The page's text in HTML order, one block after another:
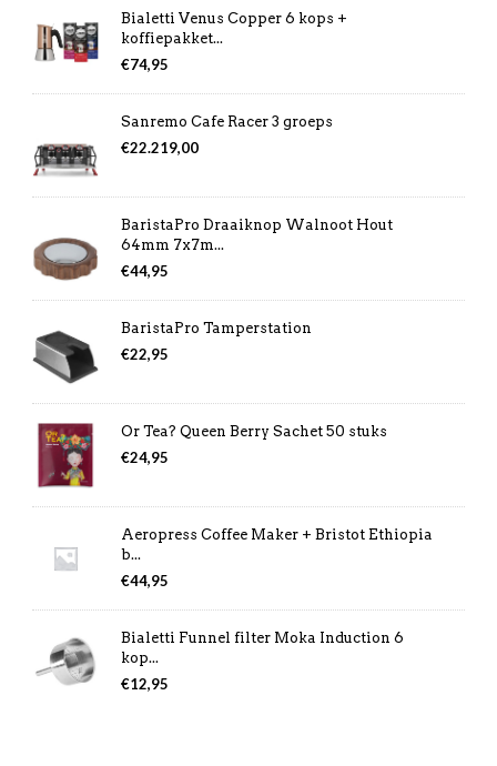
Bialetti Venus Copper 6 kops +
koffiepakket...
€74,95
Sanremo Cafe Racer 3 groeps
€22.219,00
BaristaPro Draaiknop Walnoot Hout
64mm 7x7m...
€44,95
BaristaPro Tamperstation
€22,95
Or Tea? Queen Berry Sachet 50 stuks
€24,95
Aeropress Coffee Maker + Bristot Ethiopia
b...
€44,95
Bialetti Funnel filter Moka Induction 6
kop...
€12,95